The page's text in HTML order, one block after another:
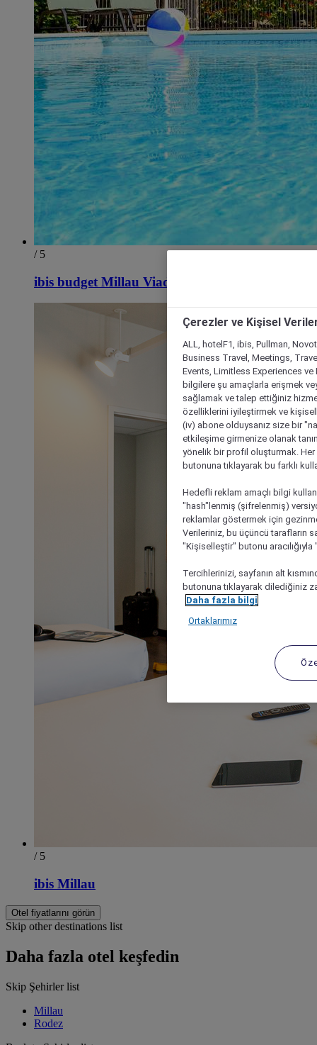
/ 5
ibis budget Millau Viaduc
/ 5
ibis Millau
Otel fiyatlarını görün
Skip other destinations list
Daha fazla otel keşfedin
Skip Şehirler list
Millau
Rodez
Çerezler ve Kişisel
ALL, hotelF1, ibis, Pullman,
Business Travel, Meetings,
Events, Limitless Experiences
bilgilere şu amaçlarla erişmek
sağlamak ve talep ettiğiniz
özelliklerini iyileştirmek ve
(iv) abone olduysanız size bir
etkileşime girmenize olanak
yönelik bir profil oluşturmak.
butonuna tıklayarak bu farklı
Hedefli reklam amaçlı bilgi
"hash"lenmiş (şifrelenmiş)
reklamlar göstermek için
Verileriniz, bu üçüncü tarafların
"Kişiselleştir" butonu
Tercihlerinizi, sayfanın alt
butonuna tıklayarak dilediğiniz
Daha fazla bilgi
Ortaklarımız